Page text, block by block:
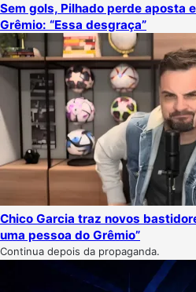
Sem gols, Pilhado perde aposta
Grêmio: “Essa desgraça”
Chico Garcia traz novos
uma pessoa do Grêmio”
Continua depois da propaganda.